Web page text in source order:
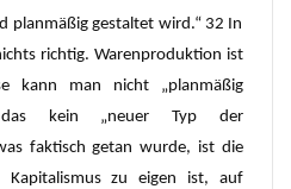
planmäßig gestaltet wird.“ 32 In
richtig. Warenproduktion ist
kann man nicht „planmäßig
kein „neuer Typ der
faktisch getan wurde, ist die
Kapitalismus zu eigen ist, auf